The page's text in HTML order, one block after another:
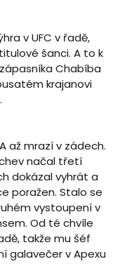
v UFC v řadě,
šanci. A to k
Chabíba
krajanovi
až mrazí v zádech.
načal třetí
dokázal vyhrát a
poražen. Stalo se
vystoupení v
Od té chvíle
takže mu šéf
galavečer v Apexu